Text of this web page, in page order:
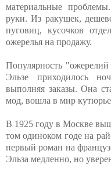
материальные
руки. Из ракушек,
пуговиц, кусочков
ожерелья на продажу.
Популярность "ожерелий
Эльзе приходилось
выполняя заказы. Она
мод, вошла в мир
В 1925 году в Москве
том одиноком годе на
первый роман на
Эльза медленно, но